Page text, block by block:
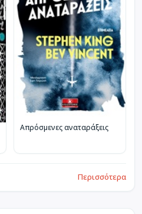
Απρόσμενες αναταράξεις
Περισσότερα